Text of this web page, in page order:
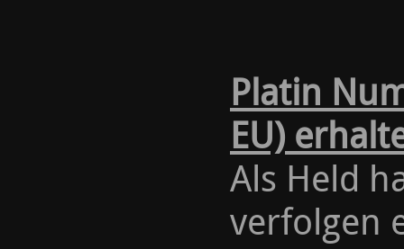
Platin
EU)
Als Held
verfolgen